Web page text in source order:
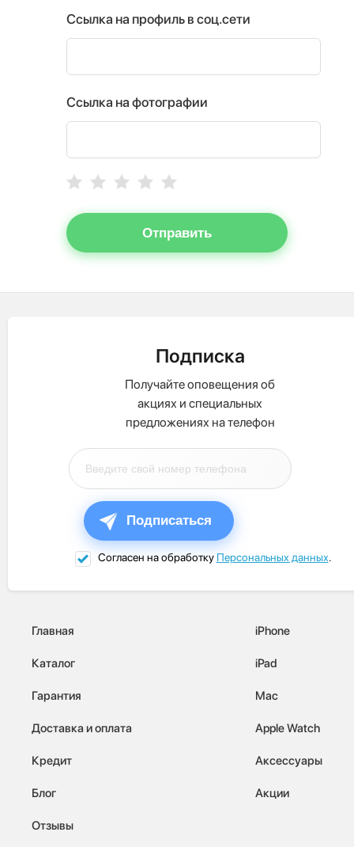
Ссылка на профиль в соц.сети
Ссылка на фотографии
Отправить
Подписка
Получайте оповещения об
акциях и специальных
предложениях на телефон
Подписаться
Согласен на обработку Персональных данных.
Главная
Каталог
Гарантия
Доставка и оплата
Кредит
Блог
Отзывы
iPhone
iPad
Mac
Apple Watch
Аксессуары
Акции